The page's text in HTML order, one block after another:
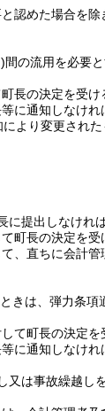
認めた場合を
間の流用を必要
長の決定を受け
に通知しなけれ
より変更された
提出しなければ
町長の決定を受
直ちに会計管
きは、弾力条
て町長の決定を
に通知しなけれ
は事故繰越し